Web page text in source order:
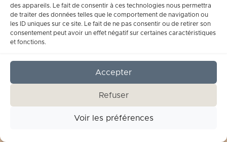
des appareils. Le fait de consentir à ces technologies nous permettra
de traiter des données telles que le comportement de navigation ou
les ID uniques sur ce site. Le fait de ne pas consentir ou de retirer son
consentement peut avoir un effet négatif sur certaines caractéristiques
et fonctions.
Accepter
Refuser
Voir les préférences
Anges et démons – 14
ne se prive pas pour en user, c'est
pourquoi Jésus nous invite à
demander au Père "Ne nous laisse
pas entrer en tentation". Nous
avons besoin de l'aide du Seigneur
pour ne pas succomber aux ruses